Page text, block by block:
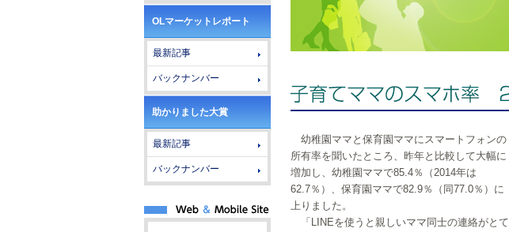
OLマーケットレポート
最新記事
バックナンバー
助かりました大賞
最新記事
バックナンバー
幼稚園ママと保育園ママにスマートフォンの
所有率を聞いたところ、昨年と比較して大幅に
増加し、幼稚園ママで85.4％（2014年は
62.7％）、保育園ママで82.9％（同77.0％）に
上りました。
「LINEを使うと親しいママ同士の連絡がとて